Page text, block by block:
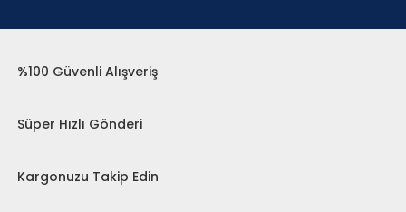
%100 Güvenli Alışveriş
Süper Hızlı Gönderi
Kargonuzu Takip Edin